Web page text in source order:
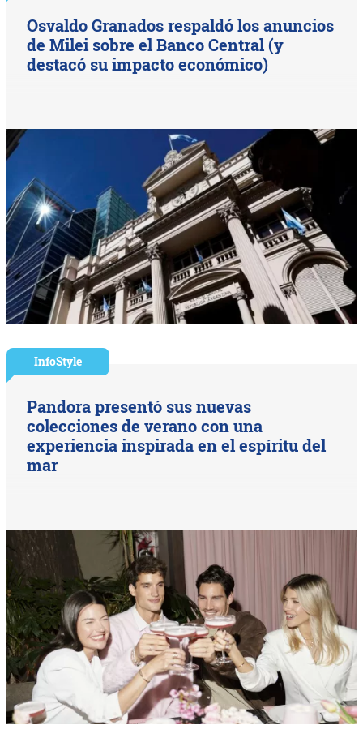
Osvaldo Granados respaldó los anuncios
de Milei sobre el Banco Central (y
destacó su impacto económico)
InfoStyle
Pandora presentó sus nuevas
colecciones de verano con una
experiencia inspirada en el espíritu del
mar